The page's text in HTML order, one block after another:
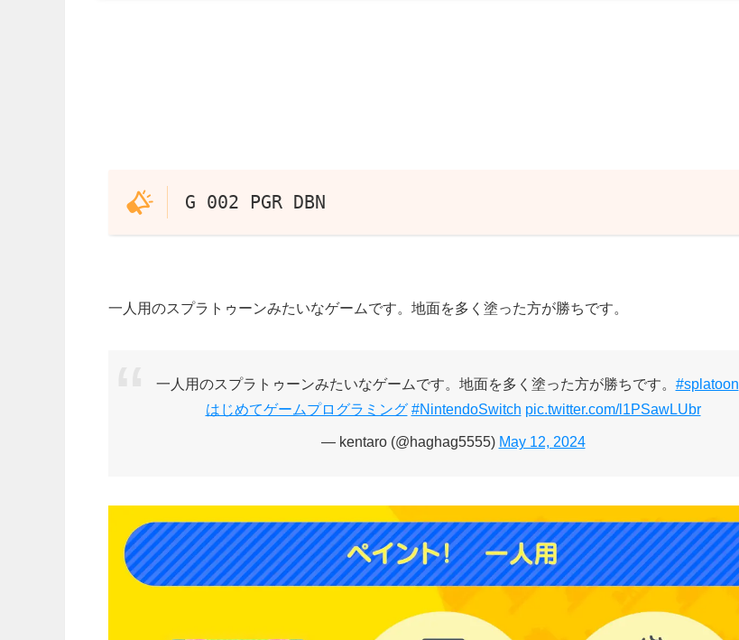
G 002 PGR DBN
一人用のスプラトゥーンみたいなゲームです。地面を多く塗った方が勝ちです。
一人用のスプラトゥーンみたいなゲームです。地面を多く塗った方が勝ちです。 #splatoon
はじめてゲームプログラミング #NintendoSwitch pic.twitter.com/l1PSawLUbr
— kentaro (@haghag5555) May 12, 2024